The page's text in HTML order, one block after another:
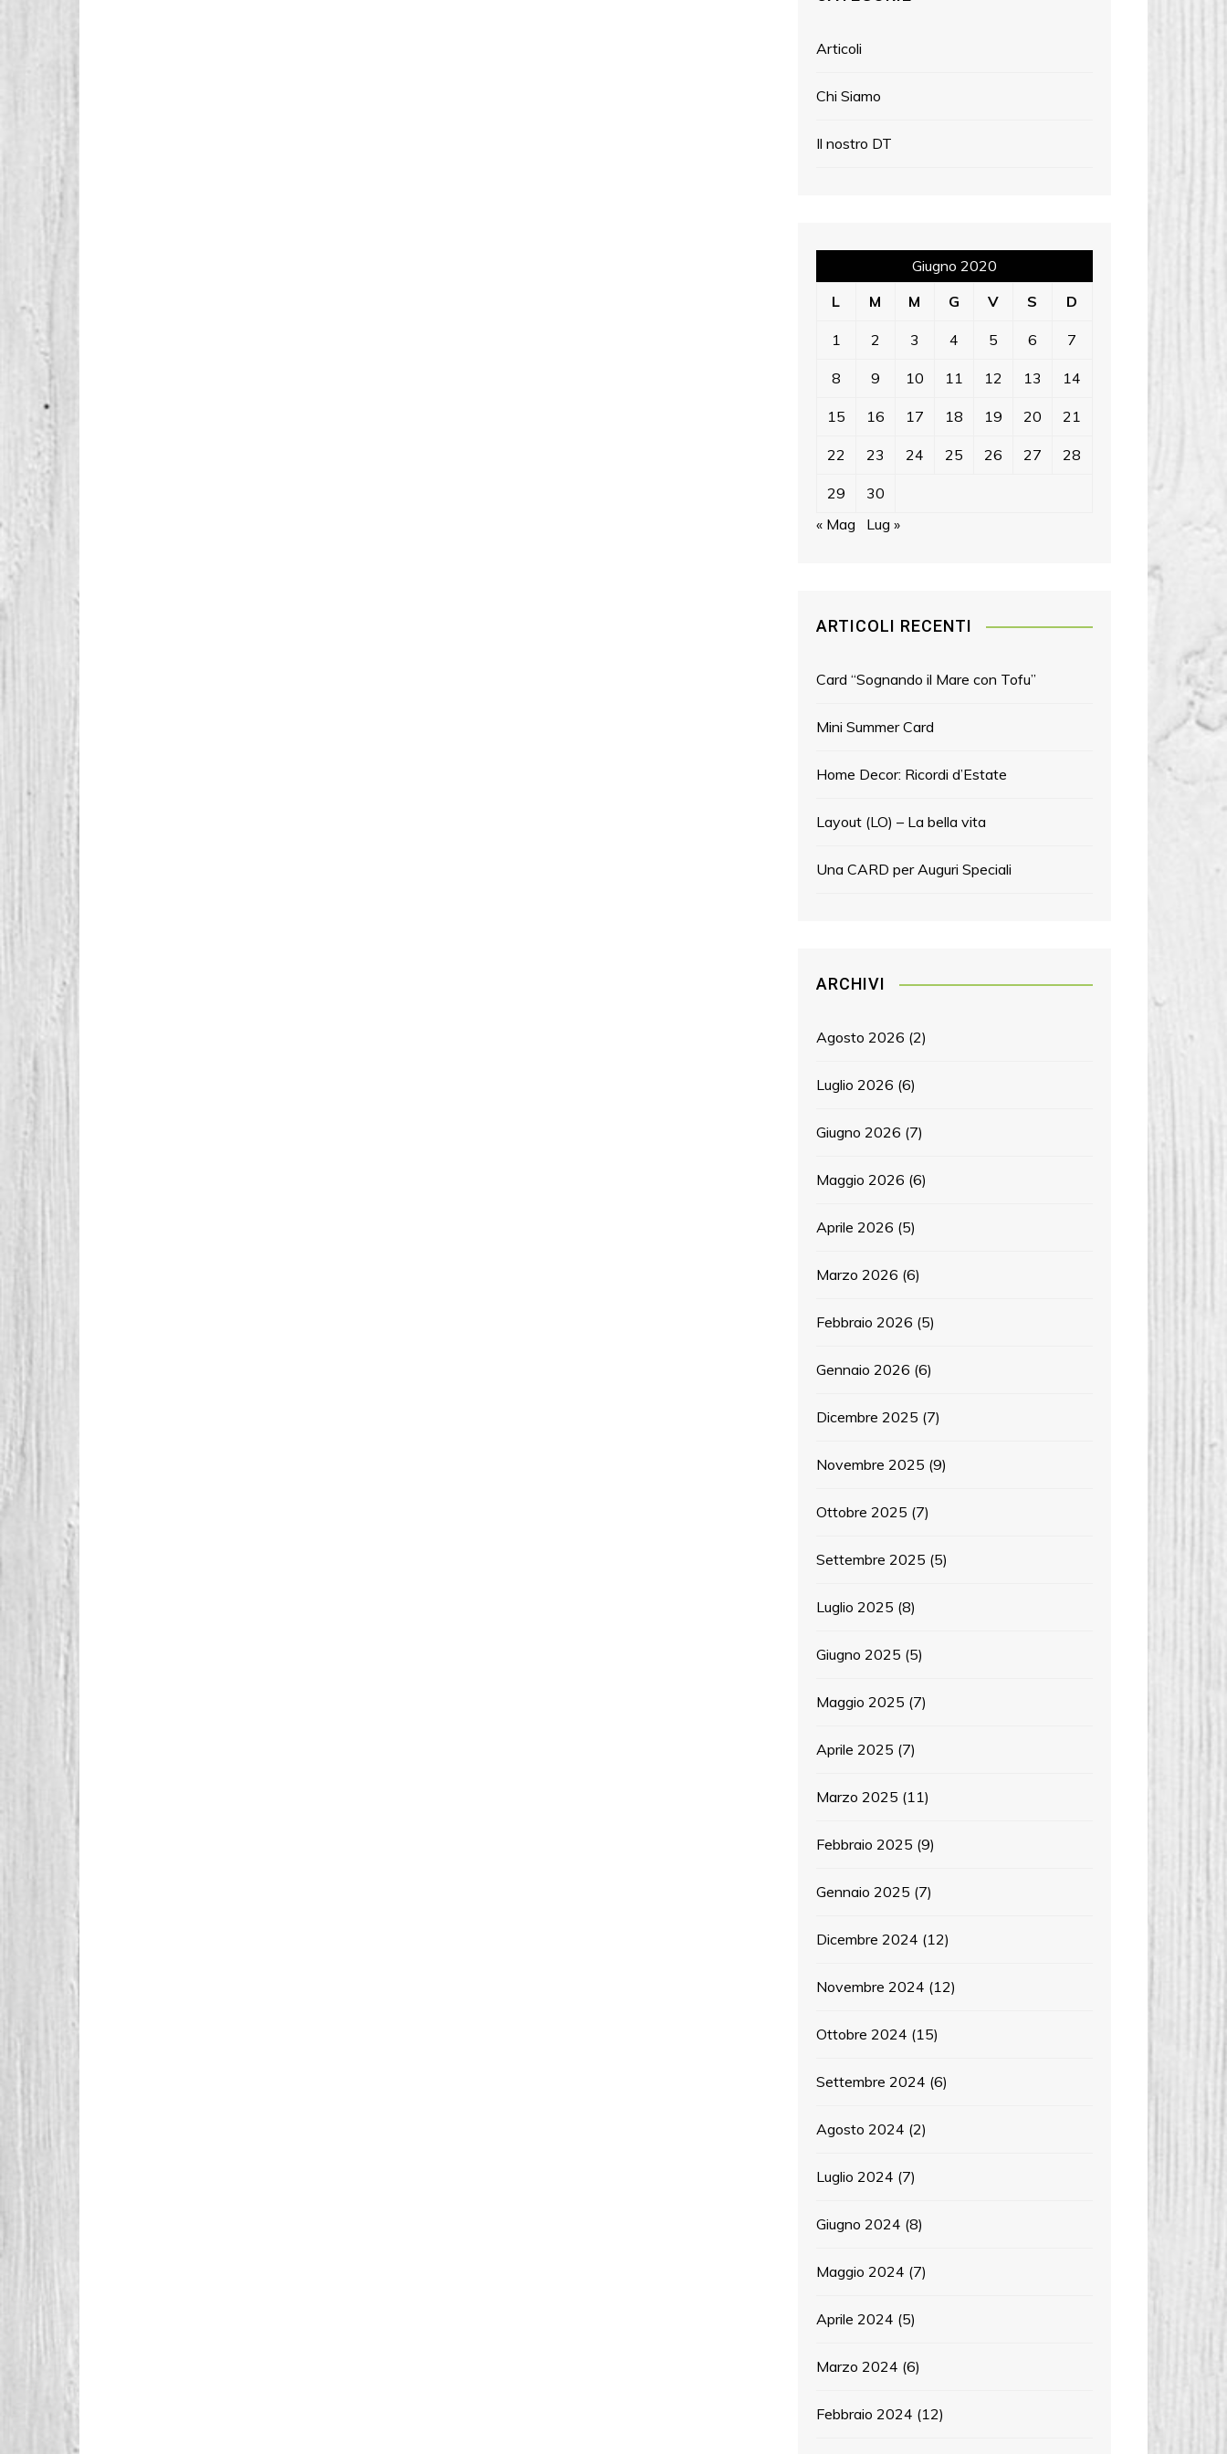
Articoli
Chi Siamo
Il nostro DT
Giugno 2020
L
M M G V S D
1 2 3 4 5 6 7
8 9 10 11 12 13 14
15 16 17 18 19 20 21
22 23 24 25 26 27 28
29
30
« Mag
Lug »
ARTICOLI RECENTI
Card “Sognando il Mare con Tofu”
Mini Summer Card
Home Decor: Ricordi d’Estate
Layout (LO) – La bella vita
Una CARD per Auguri Speciali
ARCHIVI
Agosto 2026 (2)
Luglio 2026 (6)
Giugno 2026 (7)
Maggio 2026 (6)
Aprile 2026 (5)
Marzo 2026 (6)
Febbraio 2026 (5)
Gennaio 2026 (6)
Dicembre 2025 (7)
Novembre 2025 (9)
Ottobre 2025 (7)
Settembre 2025 (5)
Luglio 2025 (8)
Giugno 2025 (5)
Maggio 2025 (7)
Aprile 2025 (7)
Marzo 2025 (11)
Febbraio 2025 (9)
Gennaio 2025 (7)
Dicembre 2024 (12)
Novembre 2024 (12)
Ottobre 2024 (15)
Settembre 2024 (6)
Agosto 2024 (2)
Luglio 2024 (7)
Giugno 2024 (8)
Maggio 2024 (7)
Aprile 2024 (5)
Marzo 2024 (6)
Febbraio 2024 (12)